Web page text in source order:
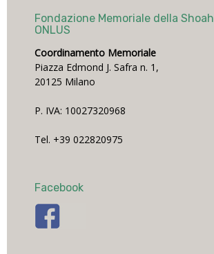
Fondazione Memoriale della
ONLUS
Coordinamento Memoriale
Piazza Edmond J. Safra n. 1,
20125 Milano
P. IVA: 10027320968
Tel. +39 022820975
Facebook